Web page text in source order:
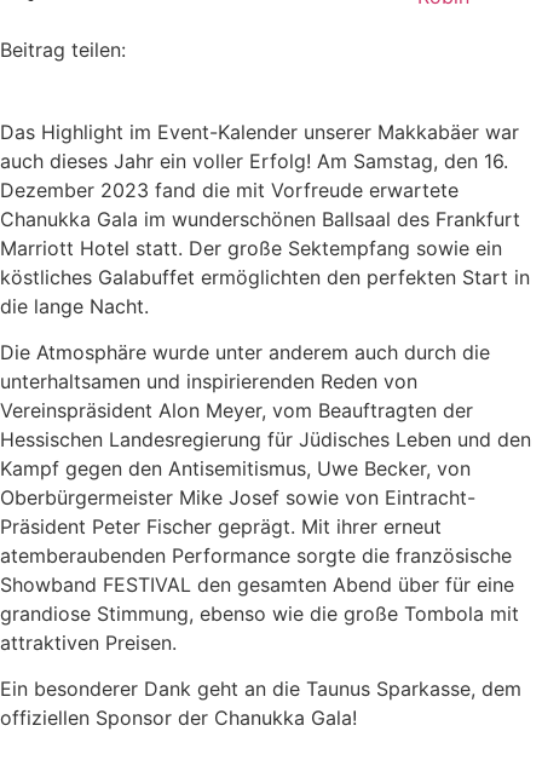
Beitrag teilen:
Das Highlight im Event-Kalender unserer Makkabäer war
auch dieses Jahr ein voller Erfolg! Am Samstag, den 16.
Dezember 2023 fand die mit Vorfreude erwartete
Chanukka Gala im wunderschönen Ballsaal des Frankfurt
Marriott Hotel statt. Der große Sektempfang sowie ein
köstliches Galabuffet ermöglichten den perfekten Start in
die lange Nacht.
Die Atmosphäre wurde unter anderem auch durch die
unterhaltsamen und inspirierenden Reden von
Vereinspräsident Alon Meyer, vom Beauftragten der
Hessischen Landesregierung für Jüdisches Leben und den
Kampf gegen den Antisemitismus, Uwe Becker, von
Oberbürgermeister Mike Josef sowie von Eintracht-
Präsident Peter Fischer geprägt. Mit ihrer erneut
atemberaubenden Performance sorgte die französische
Showband FESTIVAL den gesamten Abend über für eine
grandiose Stimmung, ebenso wie die große Tombola mit
attraktiven Preisen.
Ein besonderer Dank geht an die Taunus Sparkasse, dem
offiziellen Sponsor der Chanukka Gala!